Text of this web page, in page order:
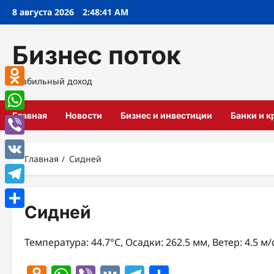
Перейти
8 августа 2026 2:48:41 AM
Бизнес поток
Стабильный доход
Главная Новости Бизнес и инвестиции Банки и
Главная Сидней
Сидней
Температура: 44.7°C, Осадки: 262.5 мм, Ветер: 4.5
Odnoklassniki
WhatsApp
Viber
VK
Telegram
Отправить